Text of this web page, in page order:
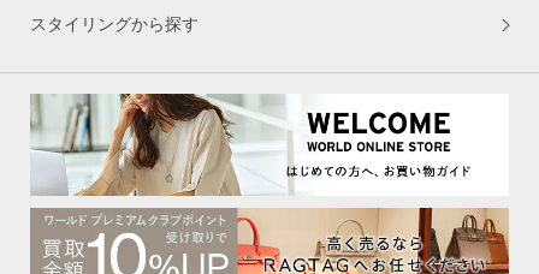
スタイリングから探す